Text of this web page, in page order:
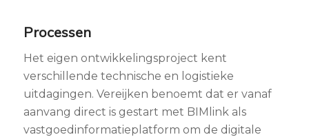
Processen
Het eigen ontwikkelingsproject kent
verschillende technische en logistieke
uitdagingen. Vereijken benoemt dat er vanaf
aanvang direct is gestart met BIMlink als
vastgoedinformatieplatform om de digitale